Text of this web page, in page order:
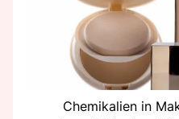
Chemikalien in